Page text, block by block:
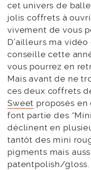
cet univers de
jolis coffrets à
vivement de vous
D’ailleurs ma
conseille cette
vous pourrez en
Mais avant de ne
ces deux coffrets
Sweet proposés
font partie des
déclinent en
tantôt des mini
pigments mais
patentpolish/gloss.